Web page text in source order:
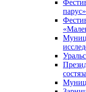
парус»